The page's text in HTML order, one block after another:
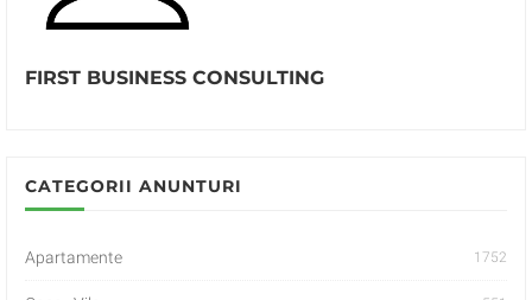
FIRST BUSINESS CONSULTING
CATEGORII ANUNTURI
Apartamente 1752